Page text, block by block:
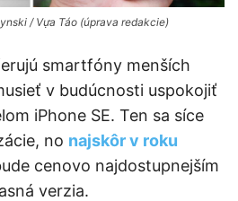
/ Vựa Táo (úprava redakcie)
smartfóny menších
v budúcnosti uspokojiť
iPhone SE. Ten sa síce
no najskôr v roku
cenovo najdostupnejším
verzia.